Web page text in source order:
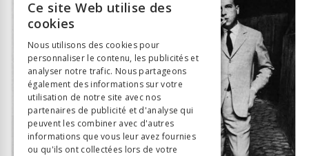
ITALIAN
Ce site Web utilise des
cookies
Nous utilisons des cookies pour
personnaliser le contenu, les publicités et
analyser notre trafic. Nous partageons
également des informations sur votre
utilisation de notre site avec nos
partenaires de publicité et d'analyse qui
peuvent les combiner avec d'autres
informations que vous leur avez fournies
ou qu'ils ont collectées lors de votre